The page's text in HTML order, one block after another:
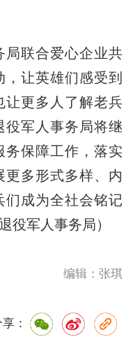
联合爱心企业共
让英雄们感受到
让更多人了解老兵
役军人事务局将继
务保障工作，落实
更多形式多样、内
们成为全社会铭记
役军人事务局）
编辑：张琪
：